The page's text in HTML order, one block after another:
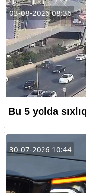
03-08-2026 08:36
Bu 5 yolda
30-07-2026 10:44